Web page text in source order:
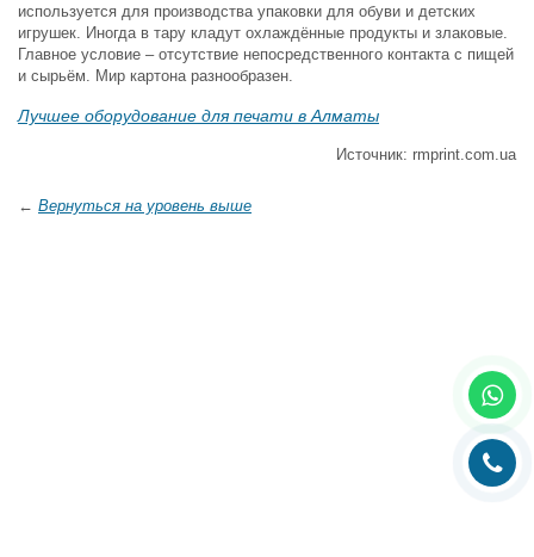
используется для производства упаковки для обуви и детских
игрушек. Иногда в тару кладут охлаждённые продукты и злаковые.
Главное условие – отсутствие непосредственного контакта с пищей
и сырьём. Мир картона разнообразен.
Лучшее оборудование для печати в Алматы
Источник: rmprint.com.ua
← Вернуться на уровень выше